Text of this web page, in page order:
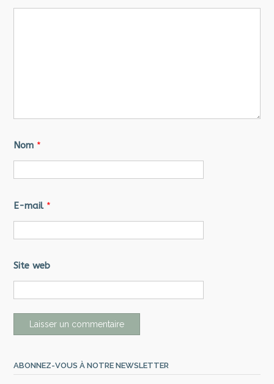
Nom *
E-mail *
Site web
ABONNEZ-VOUS À NOTRE NEWSLETTER